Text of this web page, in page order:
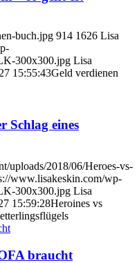
buch.jpg 914 1626 Lisa
300x300.jpg Lisa
15:55:43Geld verdienen
Schlag eines
uploads/2018/06/Heroes-vs-
www.lisakeskin.com/wp-
300x300.jpg Lisa
15:59:28Heroines vs
braucht